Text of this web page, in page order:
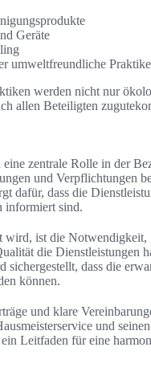
Geräte
umweltfreundliche
werden nicht nur
allen Beteiligten
zentrale Rolle in der
und Verpflichtungen
dafür, dass die
informiert sind.
wird, ist die
die Dienstleistungen
dass die
können.
und klare
und
Leitfaden für eine